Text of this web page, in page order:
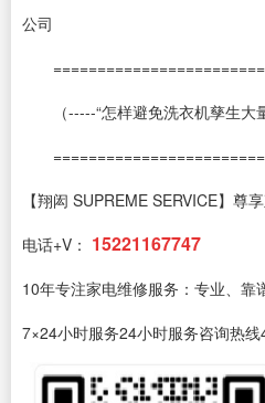
公司
（-----“怎样避免洗衣机孳生大量
【翔闳 SUPREME SERVICE】尊
电话+V： 15221167747
10年专注家电维修服务：专业、靠
7×24小时服务24小时服务咨询热